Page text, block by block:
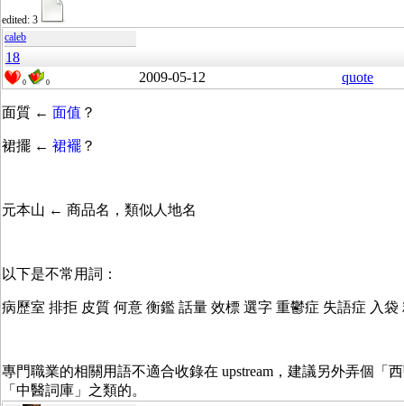
edited: 3
caleb
18
0 0 2009-05-12 quote
面質 ← 面值 ？
裙擺 ← 裙襬 ？
元本山 ← 商品名，類似人地名
以下是不常用詞：
病歷室 排拒 皮質 何意 衡鑑 話量 效標 選字 重鬱症 失語症 入袋
專門職業的相關用語不適合收錄在 upstream，建議另外弄個「
「中醫詞庫」之類的。